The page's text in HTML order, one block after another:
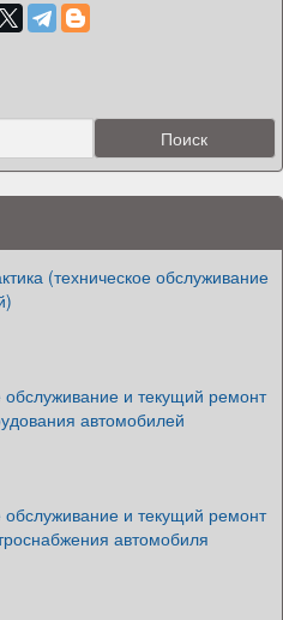
(техническое обслуживание
обслуживание и текущий ремонт
автомобилей
обслуживание и текущий ремонт
автомобиля